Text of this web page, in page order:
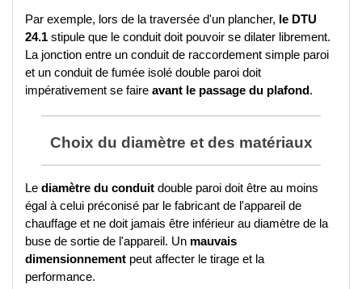
Par exemple, lors de la traversée d'un plancher, le DTU
24.1 stipule que le conduit doit pouvoir se dilater librement.
La jonction entre un conduit de raccordement simple paroi
et un conduit de fumée isolé double paroi doit
impérativement se faire avant le passage du plafond.
Choix du diamètre et des matériaux
Le diamètre du conduit double paroi doit être au moins
égal à celui préconisé par le fabricant de l'appareil de
chauffage et ne doit jamais être inférieur au diamètre de la
buse de sortie de l'appareil. Un mauvais
dimensionnement peut affecter le tirage et la
performance.